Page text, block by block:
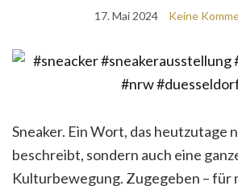
17. Mai 2024 Keine
Sneaker. Ein Wort, das heutzutage
beschreibt, sondern auch eine
Kulturbewegung. Zugegeben – für